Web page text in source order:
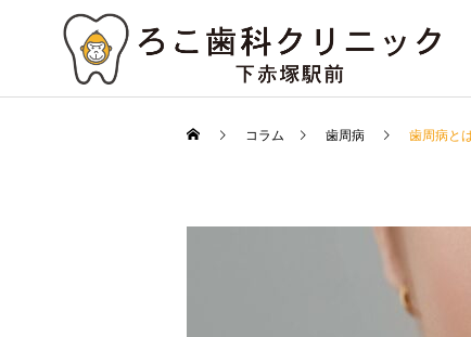
コラム 歯周病 歯周病と